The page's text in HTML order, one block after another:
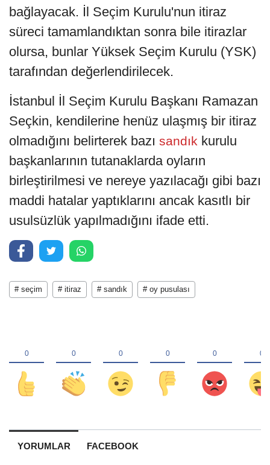
bağlayacak. İl Seçim Kurulu'nun itiraz
süreci tamamlandıktan sonra bile itirazlar
olursa, bunlar Yüksek Seçim Kurulu (YSK)
tarafından değerlendirilecek.
İstanbul İl Seçim Kurulu Başkanı Ramazan
Seçkin, kendilerine henüz ulaşmış bir itiraz
olmadığını belirterek bazı sandık kurulu
başkanlarının tutanaklarda oyların
birleştirilmesi ve nereye yazılacağı gibi bazı
maddi hatalar yaptıklarını ancak kasıtlı bir
usulsüzlük yapılmadığını ifade etti.
# seçim # itiraz # sandık # oy pusulası
YORUMLAR FACEBOOK